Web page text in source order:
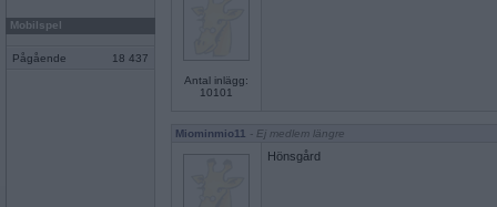
Mobilspel
Pågående 18 437
Antal inlägg:
10101
Miominmio11 - Ej medlem längre
Hönsgård